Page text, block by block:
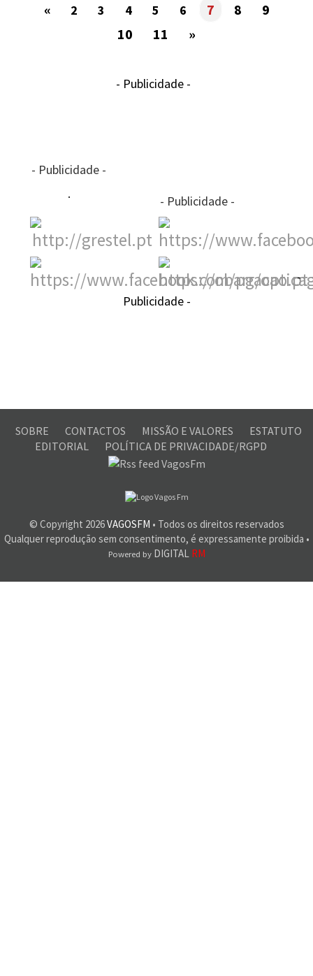
« 2 3 4 5 6 7 8
9
10
11 »
- Publicidade -
- Publicidade -
- Publicidade -
-
Publicidade -
SOBRE CONTACTOS MISSÃO E VALORES
ESTATUTO
EDITORIAL
POLÍTICA DE PRIVACIDADE/RGPD
© Copyright 2026VAGOSFM • Todos os direitos reservados
Qualquer reprodução sem consentimento, é expressamente proibida •
Powered byDIGITAL RM